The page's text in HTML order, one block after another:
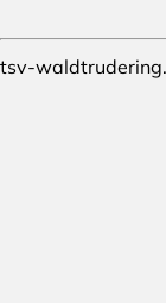
tsv-